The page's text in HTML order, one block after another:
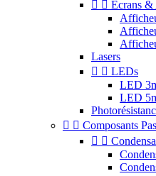
  Écrans
Lasers
  LEDs
LED
LED
  Composants
 